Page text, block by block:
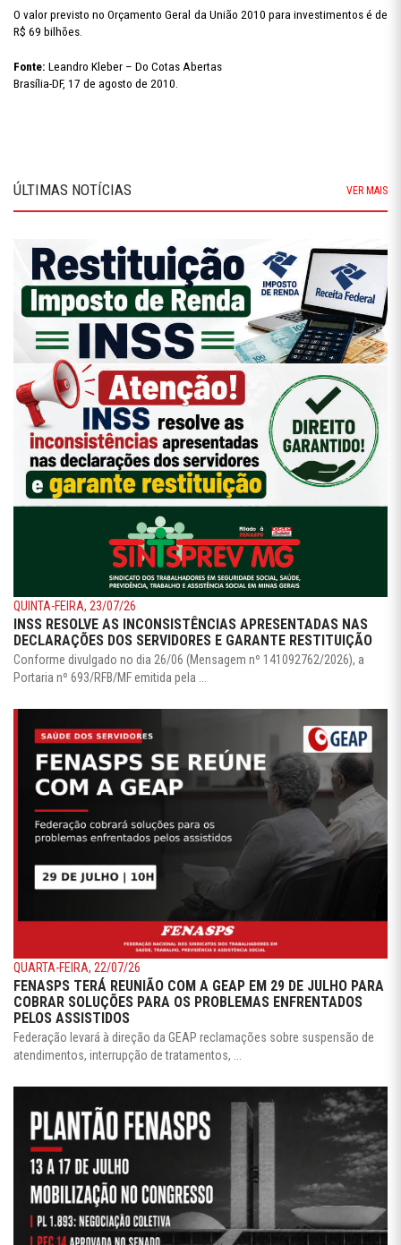
O valor previsto no Orçamento Geral da União 2010 para investimentos é de
R$ 69 bilhões.
Fonte: Leandro Kleber – Do Cotas Abertas
Brasília-DF, 17 de agosto de 2010.
ÚLTIMAS NOTÍCIAS VER MAIS
QUINTA-FEIRA, 23/07/26
INSS RESOLVE AS INCONSISTÊNCIAS APRESENTADAS NAS
DECLARAÇÕES DOS SERVIDORES E GARANTE RESTITUIÇÃO
Conforme divulgado no dia 26/06 (Mensagem nº 141092762/2026), a
Portaria nº 693/RFB/MF emitida pela ...
QUARTA-FEIRA, 22/07/26
FENASPS TERÁ REUNIÃO COM A GEAP EM 29 DE JULHO PARA
COBRAR SOLUÇÕES PARA OS PROBLEMAS ENFRENTADOS
PELOS ASSISTIDOS
Federação levará à direção da GEAP reclamações sobre suspensão de
atendimentos, interrupção de tratamentos, ...